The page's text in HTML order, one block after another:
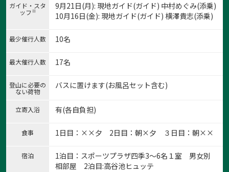
ガイド・スタ
ッフ※
9月21日(月): 現地ガイド(ガイド) 中村めぐみ(添乗)
10月16日(金): 現地ガイド(ガイド) 横澤貴志(添乗)
最少催行人数 10名
最大催行人数 17名
登山に必要の
ない荷物
バスに置けます(お風呂セット含む)
立寄入浴 有(各自負担)
食事 1日目：××夕 2日目：朝×夕 ３日目：朝××
宿泊
1泊目：スポーツプラザ四季3～6名１室 男女別
相部屋 2泊目:高谷池ヒュッテ